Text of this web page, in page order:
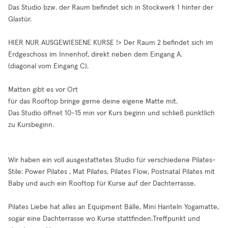
Das Studio bzw. der Raum befindet sich in Stockwerk 1 hinter der
Glastür.
HIER NUR AUSGEWIESENE KURSE !> Der Raum 2 befindet sich im
Erdgeschoss im Innenhof, direkt neben dem Eingang A.
(diagonal vom Eingang C).
Matten gibt es vor Ort
für das Rooftop bringe gerne deine eigene Matte mit.
Das Studio öffnet 10-15 min vor Kurs beginn und schließ pünktlich
zu Kursbeginn.
Wir haben ein voll ausgestattetes Studio für verschiedene Pilates-
Stile: Power Pilates , Mat Pilates, Pilates Flow, Postnatal Pilates mit
Baby und auch ein Rooftop für Kurse auf der Dachterrasse.
Pilates Liebe hat alles an Equipment Bälle, Mini Hanteln Yogamatte,
sogar eine Dachterrasse wo Kurse stattfinden.Treffpunkt und